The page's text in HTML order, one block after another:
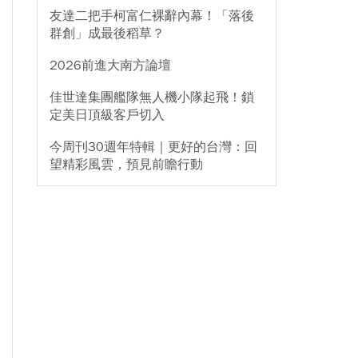
友達二把手柯富仁裸辭內幕！「落後
群創」成最後稻草？
2026前進大南方論壇
佳世達集團艦隊無人機小隊起飛！鎖
定美日頂級客戶切入
今周刊30週年特輯｜更好的台灣：回
望精彩風雲，預見前瞻行動